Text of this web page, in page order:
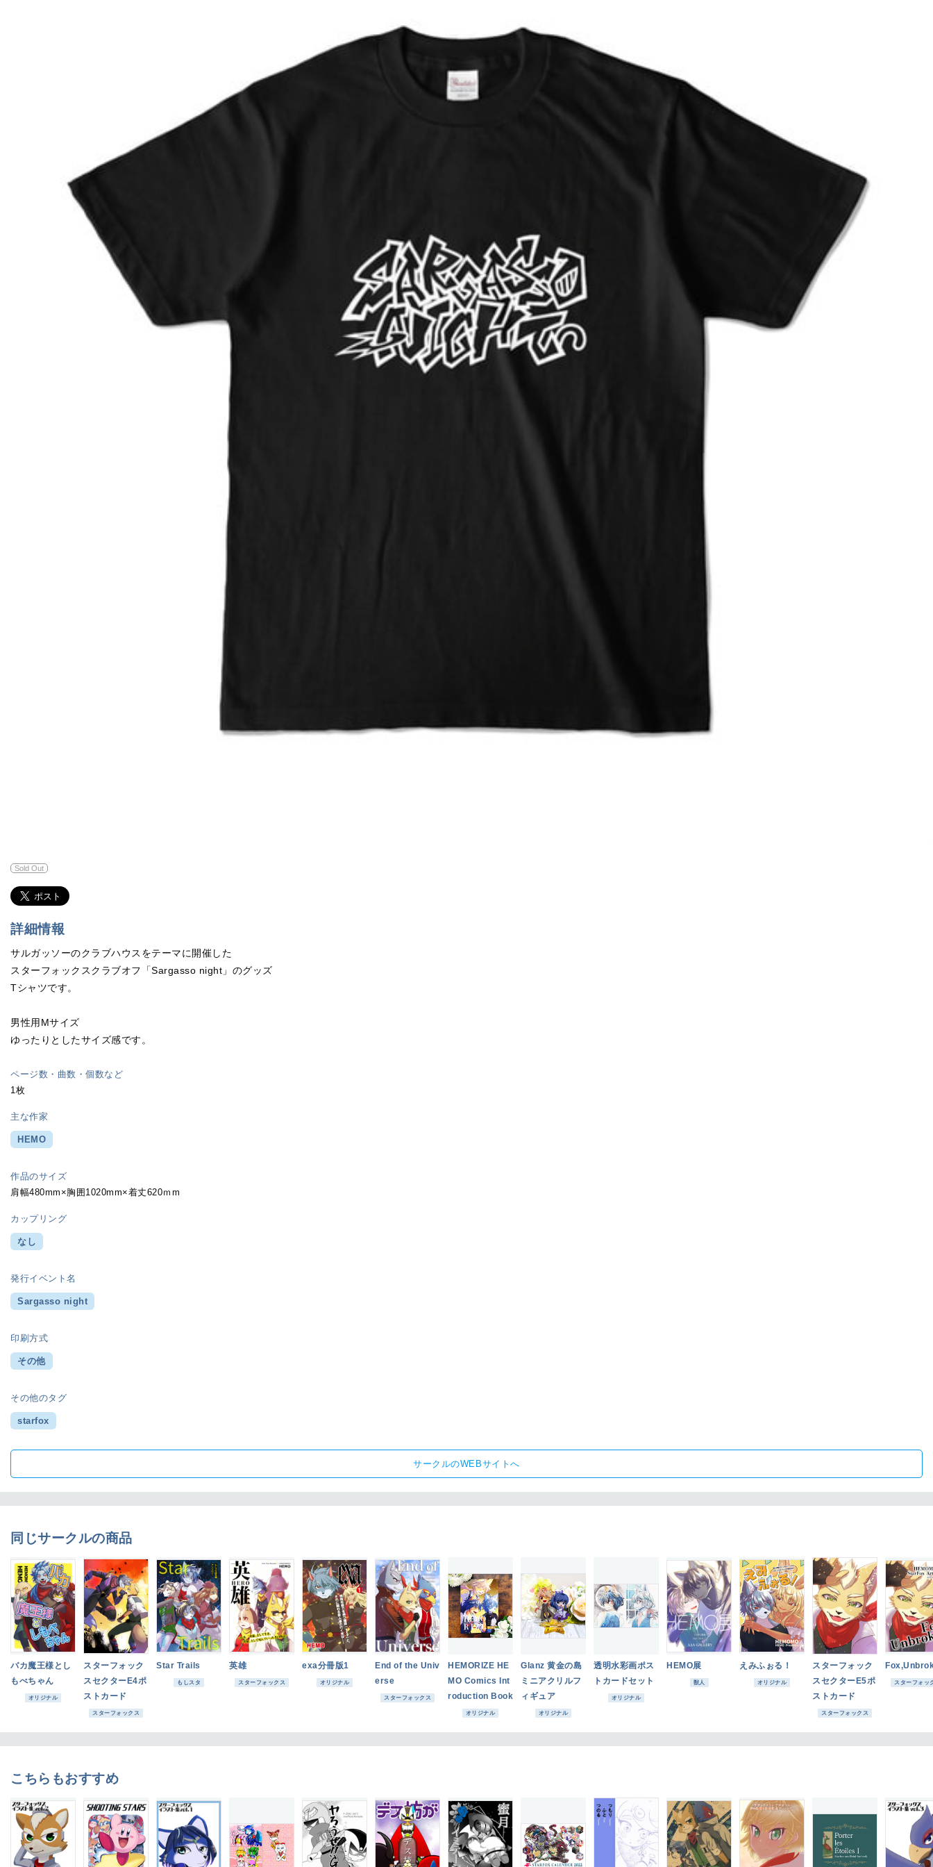
Sold Out
詳細情報
サルガッソーのクラブハウスをテーマに開催した
スターフォックスクラブオフ「Sargasso night」のグッズ
Tシャツです。
男性用Mサイズ
ゆったりとしたサイズ感です。
ページ数・曲数・個数など
1枚
主な作家
HEMO
作品のサイズ
肩幅480mm×胸囲1020mm×着丈620ｍm
カップリング
なし
発行イベント名
Sargasso night
印刷方式
その他
その他のタグ
starfox
サークルのWEBサイトへ
同じサークルの商品
バカ魔王様とし
もべちゃん
オリジナル
スターフォック
スセクターE4ポ
ストカード
スターフォックス
Star Trails
もしスタ
英雄
スターフォックス
exa分冊版1
オリジナル
End of the Univ
erse
スターフォックス
HEMORIZE HE
MO Comics Int
roduction Book
オリジナル
Glanz 黄金の島
ミニアクリルフ
ィギュア
オリジナル
透明水彩画ポス
トカードセット
オリジナル
HEMO展
獣人
えみふぉる！
オリジナル
スターフォック
スセクターE5ポ
ストカード
スターフォックス
スターフォッ
こちらもおすすめ